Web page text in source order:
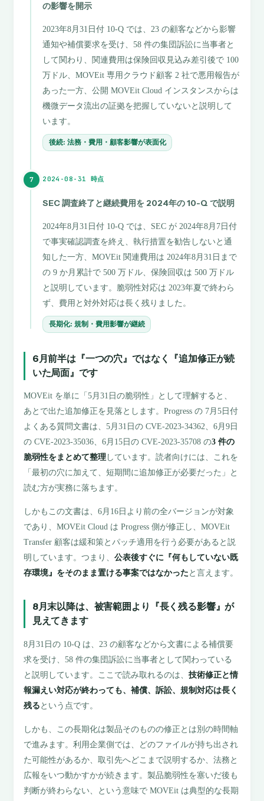
の影響を開示
2023年8月31日付 10-Q では、23 の顧客などから影響
通知や補償要求を受け、58 件の集団訴訟に当事者と
して関わり、関連費用は保険回収見込み差引後で 100
万ドル、MOVEit 専用クラウド顧客 2 社で悪用報告が
あった一方、公開 MOVEit Cloud インスタンスからは
機微データ流出の証拠を把握していないと説明して
います。
後続: 法務・費用・顧客影響が表面化
7 2024-08-31 時点
SEC 調査終了と継続費用を 2024年の 10-Q で説明
2024年8月31日付 10-Q では、SEC が 2024年8月7日付
で事実確認調査を終え、執行措置を勧告しないと通
知した一方、MOVEit 関連費用は 2024年8月31日まで
の 9 か月累計で 500 万ドル、保険回収は 500 万ドル
と説明しています。脆弱性対応は 2023年夏で終わら
ず、費用と対外対応は長く残りました。
長期化: 規制・費用影響が継続
6月前半は『一つの穴』ではなく『追加修正が続
いた局面』です
MOVEit を単に「5月31日の脆弱性」として理解すると、
あとで出た追加修正を見落とします。Progress の 7月5日付
よくある質問文書は、5月31日の CVE-2023-34362、6月9日
の CVE-2023-35036、6月15日の CVE-2023-35708 の3 件の
脆弱性をまとめて整理 しています。読者向けには、これを
「最初の穴に加えて、短期間に追加修正が必要だった」と
読む方が実務に落ちます。
しかもこの文書は、6月16日より前の全バージョンが対象
であり、MOVEit Cloud は Progress 側が修正し、MOVEit
Transfer 顧客は緩和策とパッチ適用を行う必要があると説
明しています。つまり、公表後すぐに『何もしていない既
存環境』をそのまま置ける事案ではなかった と言えます。
8月末以降は、被害範囲より『長く残る影響』が
見えてきます
8月31日の 10-Q は、23 の顧客などから文書による補償要
求を受け、58 件の集団訴訟に当事者として関わっている
と説明しています。ここで読み取れるのは、技術修正と情
報漏えい対応が終わっても、補償、訴訟、規制対応は長く
残る という点です。
しかも、この長期化は製品そのものの修正とは別の時間軸
で進みます。利用企業側では、どのファイルが持ち出され
た可能性があるか、取引先へどこまで説明するか、法務と
広報をいつ動かすかが続きます。製品脆弱性を塞いだ後も
判断が終わらない、という意味で MOVEit は典型的な長期